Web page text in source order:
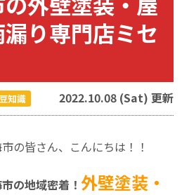
り専門店ミセ
知識 2022.10.08 (Sat) 更新
の皆さん、こんにちは！！
の地域密着！外壁塗装・